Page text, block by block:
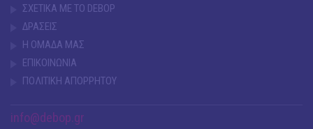
ΣΧΕΤΙΚΑ ΜΕ ΤΟ DEBOP
ΔΡΑΣΕΙΣ
Η ΟΜΑΔΑ ΜΑΣ
ΕΠΙΚΟΙΝΩΝΙΑ
ΠΟΛΙΤΙΚΗ ΑΠΟΡΡΗΤΟΥ
info@debop.gr